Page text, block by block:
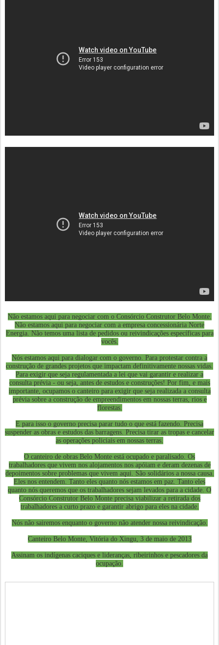
Não estamos aqui para negociar com o Consórcio Construtor Belo Monte.
Não estamos aqui para negociar com a empresa concessionária Norte
Energia. Não temos uma lista de pedidos ou reivindicações específicas para
vocês.
Nós estamos aqui para dialogar com o governo. Para protestar contra a
construção de grandes projetos que impactam definitivamente nossas vidas.
Para exigir que seja regulamentada a lei que vai garantir e realizar a
consulta prévia - ou seja, antes de estudos e construções! Por fim, e mais
importante, ocupamos o canteiro para exigir que seja realizada a consulta
prévia sobre a construção de empreendimentos em nossas terras, rios e
florestas.
E para isso o governo precisa parar tudo o que está fazendo. Precisa
suspender as obras e estudos das barragens. Precisa tirar as tropas e cancelar
as operações policiais em nossas terras.
O canteiro de obras Belo Monte está ocupado e paralisado. Os
trabalhadores que vivem nos alojamentos nos apóiam e deram dezenas de
depoimentos sobre problemas que vivem aqui. São solidários a nossa causa.
Eles nos entendem. Tanto eles quanto nós estamos em paz. Tanto eles
quanto nós queremos que os trabalhadores sejam levados para a cidade. O
Consórcio Construtor Belo Monte precisa viabilizar a retirada dos
trabalhadores a curto prazo e garantir abrigo para eles na cidade.
Nós não sairemos enquanto o governo não atender nossa reivindicação.
Canteiro Belo Monte, Vitória do Xingu, 3 de maio de 2013
Assinam os indígenas caciques e lideranças, ribeirinhos e pescadores da
ocupação.